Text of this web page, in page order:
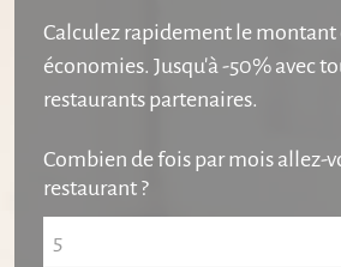
Calculez rapidement le montant
économies. Jusqu'à -50% avec
restaurants partenaires.
Combien de fois par mois allez-
restaurant ?